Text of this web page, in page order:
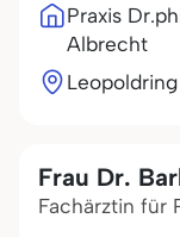
Praxis
Albrecht
Frau Dr.
Fachärztin für